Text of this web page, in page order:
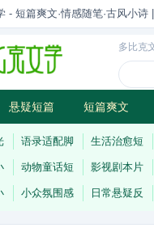
- 短篇爽文·情感随笔·古风小
多比克
悬疑短篇 短篇爽文
科幻短篇 现代小诗
语录适配脚 生活治愈短
动物童话短 影视剧本片
小众氛围感 日常悬疑反